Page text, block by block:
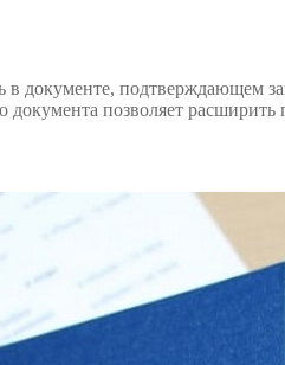
документе, подтверждающем
документа позволяет расширить